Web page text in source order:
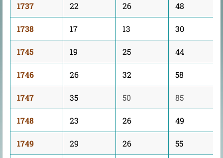
1737 22 26 48
1738 17 13 30
1745 19 25 44
1746 26 32 58
1747 35 50 85
1748 23 26 49
1749 29 26 55